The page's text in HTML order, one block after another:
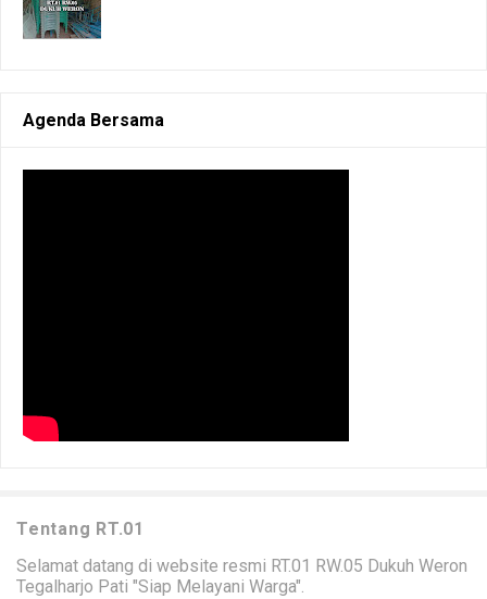
Agenda Bersama
Tentang RT.01
Selamat datang di website resmi RT.01 RW.05 Dukuh Weron
Tegalharjo Pati "Siap Melayani Warga".